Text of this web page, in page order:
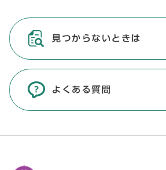
見つからないときは
よくある質問